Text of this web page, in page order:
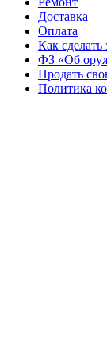
Доставка
Оплата
Как сделать
ФЗ «Об
Продать
Политика